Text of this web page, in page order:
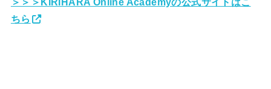
＞＞＞KIRIHARA Online Academyの公式サイトはこ
ちら